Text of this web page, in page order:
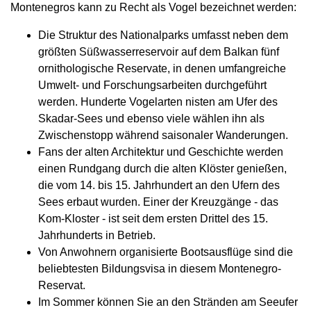
Montenegros kann zu Recht als Vogel bezeichnet werden:
Die Struktur des Nationalparks umfasst neben dem
größten Süßwasserreservoir auf dem Balkan fünf
ornithologische Reservate, in denen umfangreiche
Umwelt- und Forschungsarbeiten durchgeführt
werden. Hunderte Vogelarten nisten am Ufer des
Skadar-Sees und ebenso viele wählen ihn als
Zwischenstopp während saisonaler Wanderungen.
Fans der alten Architektur und Geschichte werden
einen Rundgang durch die alten Klöster genießen,
die vom 14. bis 15. Jahrhundert an den Ufern des
Sees erbaut wurden. Einer der Kreuzgänge - das
Kom-Kloster - ist seit dem ersten Drittel des 15.
Jahrhunderts in Betrieb.
Von Anwohnern organisierte Bootsausflüge sind die
beliebtesten Bildungsvisa in diesem Montenegro-
Reservat.
Im Sommer können Sie an den Stränden am Seeufer